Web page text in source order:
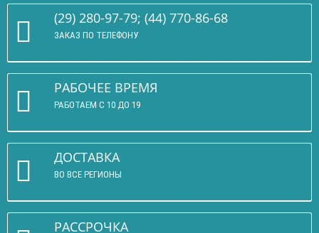
(29) 280-97-79; (44) 770-86-68
ЗАКАЗ ПО ТЕЛЕФОНУ
РАБОЧЕЕ ВРЕМЯ
РАБОТАЕМ С 10 ДО 19
ДОСТАВКА
ВО ВСЕ РЕГИОНЫ
РАССРОЧКА